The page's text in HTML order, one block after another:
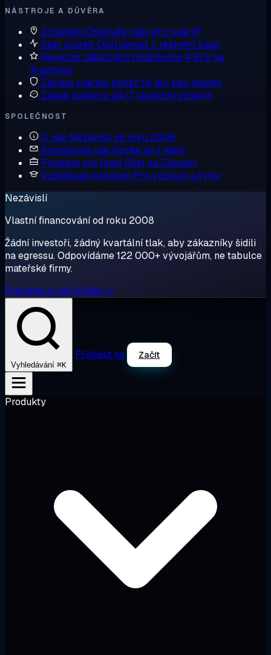
NÁSTROJE A DŮVĚRA
ZrcadleníOtestujte naši síť z vaší IP
Stav služeb Dostupnost v reálném čase
Recenze zákazníků Hodnoceno 4,6/5 na
Trustpilot
Záruka vrácení peněz 14 dní, bez otázek
Získat podporu 24/7, skuteční inženýři
SPOLEČNOST
O nás Nezávislí od roku 2008
Kontaktujte nás Spojte se s námi
Program pro firmy Růst na Cloudzy
Vzdělávací program Pro výzkum a týmy
Nezávislí
Vlastní financování od roku 2008
Žádní investoři, žádný kvartální tlak, aby zákazníky šidili
na egressu. Odpovídáme 122 000+ vývojářům, ne tabulce
mateřské firmy.
Přečtěte si náš příběh →
Vyhledávání ⌘K
Přihlásit se Začít
Produkty